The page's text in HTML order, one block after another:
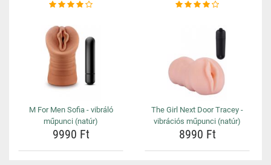
M For Men Sofia - vibráló
műpunci (natúr)
9990 Ft
The Girl Next Door Tracey -
vibrációs műpunci (natúr)
8990 Ft